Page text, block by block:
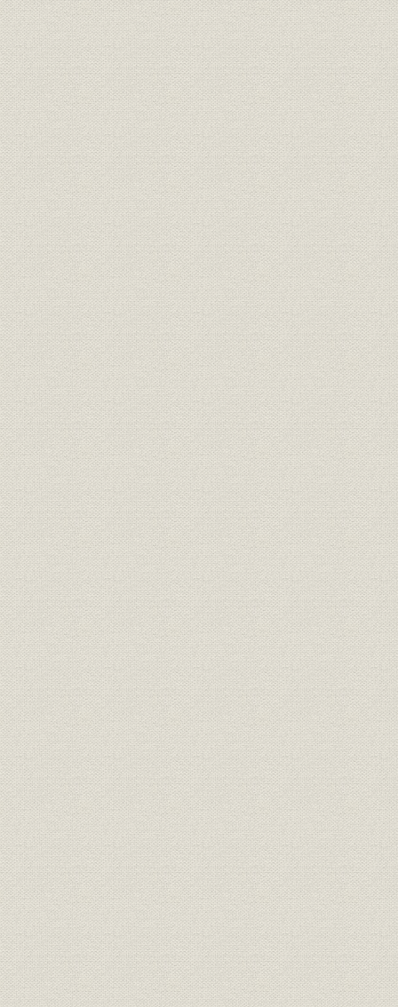
製品;施設
住友銀行東京支店(後の日本橋支
店)落成記念写真
大正6年
事業所 住友銀行船場支店 [昭和8年
製品 大阪株式取引所新築直後
製品 東京手形交換所
製品
住友総本店別館(旧帝国座)と焼
失前の大坂倶楽部外観
大正5年
技術;建築 遠山久 満州事務所所長の頃 昭和15年
社歌 住友社歌 昭和15年
製品 住友家鹿ヶ谷別邸内の銅器庫 昭和4年
技術;従業員 池田宮彦
事業所
グラウンドの左上が日建設計工
務(株)社屋
[昭和21年
技術;建築 野口孫市
技術;建築 日高胖
技術;役員 長谷部鋭吉
技術;役員 竹腰健造
従業員 笹川慎一
技術;従業員 高橋栄治
技術;役員 林千秋